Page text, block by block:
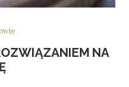
NA